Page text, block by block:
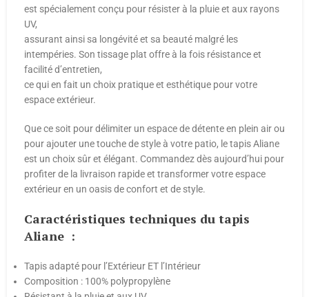
est spécialement conçu pour résister à la pluie et aux rayons
UV,
assurant ainsi sa longévité et sa beauté malgré les
intempéries. Son tissage plat offre à la fois résistance et
facilité d’entretien,
ce qui en fait un choix pratique et esthétique pour votre
espace extérieur.
Que ce soit pour délimiter un espace de détente en plein air ou
pour ajouter une touche de style à votre patio, le tapis Aliane
est un choix sûr et élégant. Commandez dès aujourd’hui pour
profiter de la livraison rapide et transformer votre espace
extérieur en un oasis de confort et de style.
Caractéristiques techniques du tapis
Aliane :
Tapis adapté pour l’Extérieur ET l’Intérieur
Composition : 100% polypropylène